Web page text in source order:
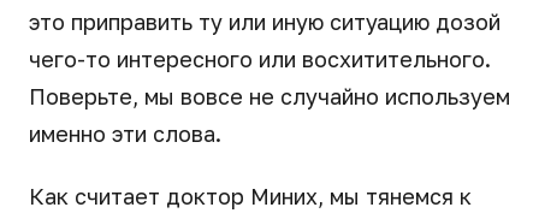
это приправить ту или иную ситуацию дозой
чего-то интересного или восхитительного.
Поверьте, мы вовсе не случайно используем
именно эти слова.
Как считает доктор Миних, мы тянемся к